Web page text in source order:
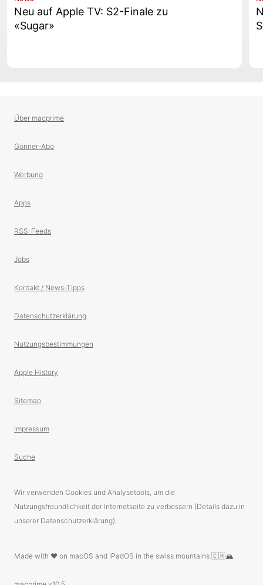
Neu auf Apple TV: S2-Finale zu
«Sugar»
Über macprime
Gönner-Abo
Werbung
Apps
RSS-Feeds
Jobs
Kontakt / News-Tipps
Datenschutzerklärung
Nutzungsbestimmungen
Apple History
Sitemap
Impressum
Suche
Wir verwenden Cookies und Analysetools, um die
Nutzungsfreundlichkeit der Internetseite zu verbessern (Details dazu in
unserer Datenschutzerklärung).
Made with ❤️ on macOS and iPadOS in the swiss mountains 🇨🇭🏔